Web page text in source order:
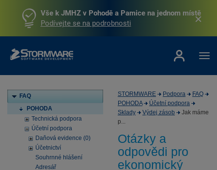
Vše k JMHZ v Pohodě a Pamice na jednom místě
Podívejte se na podrobnosti
FAQ
POHODA
Technická podpora
Účetní podpora
Daňová evidence (0)
Účetnictví
Souhrnné hlášení
Adresář
STORMWARE Podpora
FAQ
POHODA
Účetní podpora
Sklady
Výdej zásob
Jak máme
p...
Otázky a
odpovědi pro
ekonomický